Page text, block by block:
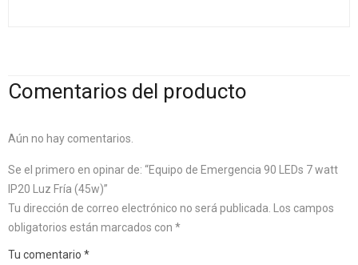
Comentarios del producto
Aún no hay comentarios.
Se el primero en opinar de: “Equipo de Emergencia 90 LEDs 7 watt
IP20 Luz Fría (45w)”
Tu dirección de correo electrónico no será publicada.
Los campos
obligatorios están marcados con *
Tu comentario *